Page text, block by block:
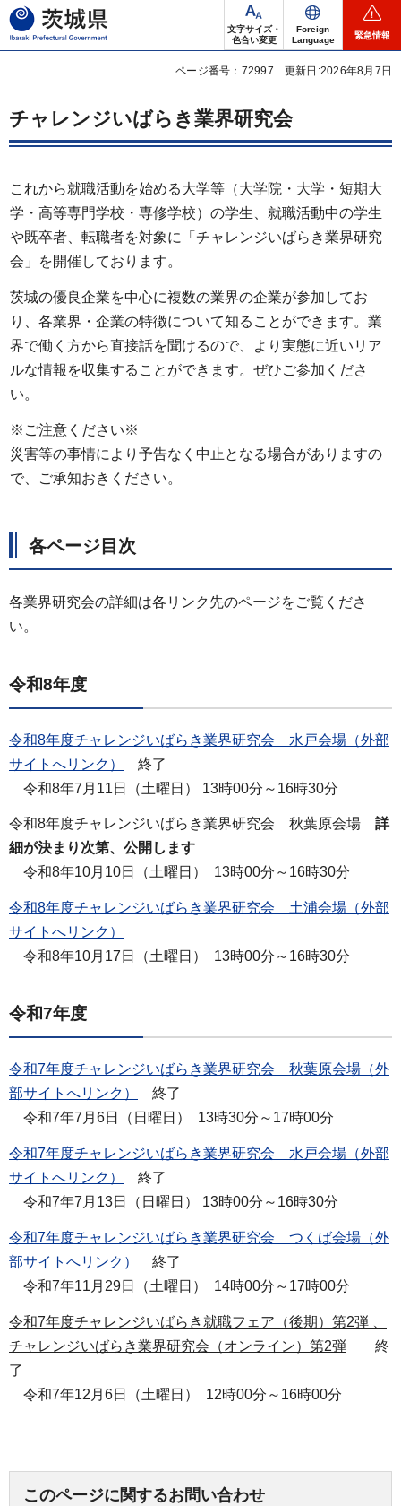
茨城県
文字サイズ・
色合い変更
Foreign
Language
緊急情報
ページ番号：72997 更新日:2026年8月7日
チャレンジいばらき業界研究会
これから就職活動を始める大学等（大学院・大学・短期大
学・高等専門学校・専修学校）の学生、就職活動中の学生
や既卒者、転職者を対象に「チャレンジいばらき業界研究
会」を開催しております。
茨城の優良企業を中心に複数の業界の企業が参加してお
り、各業界・企業の特徴について知ることができます。業
界で働く方から直接話を聞けるので、より実態に近いリア
ルな情報を収集することができます。ぜひご参加くださ
い。
※ご注意ください※
災害等の事情により予告なく中止となる場合がありますの
で、ご承知おきください。
各ページ目次
各業界研究会の詳細は各リンク先のページをご覧くださ
い。
令和8年度
令和8年度チャレンジいばらき業界研究会 水戸会場（外部
サイトへリンク）
終了
令和8年7月11日（土曜日） 13時00分～16時30分
令和8年度チャレンジいばらき業界研究会 秋葉原会場 詳
細が決まり次第、公開します
令和8年10月10日（土曜日） 13時00分～16時30分
令和8年度チャレンジいばらき業界研究会 土浦会場（外部
サイトへリンク）
令和8年10月17日（土曜日） 13時00分～16時30分
令和7年度
令和7年度チャレンジいばらき業界研究会 秋葉原会場（外
部サイトへリンク）
終了
令和7年7月6日（日曜日） 13時30分～17時00分
令和7年度チャレンジいばらき業界研究会 水戸会場（外部
サイトへリンク）
終了
令和7年7月13日（日曜日） 13時00分～16時30分
令和7年度チャレンジいばらき業界研究会 つくば会場（外
部サイトへリンク）
終了
令和7年11月29日（土曜日） 14時00分～17時00分
令和7年度チャレンジいばらき就職フェア（後期）第2弾 、
チャレンジいばらき業界研究会（オンライン）第2弾 終
了
令和7年12月6日（土曜日） 12時00分～16時00分
このページに関するお問い合わせ